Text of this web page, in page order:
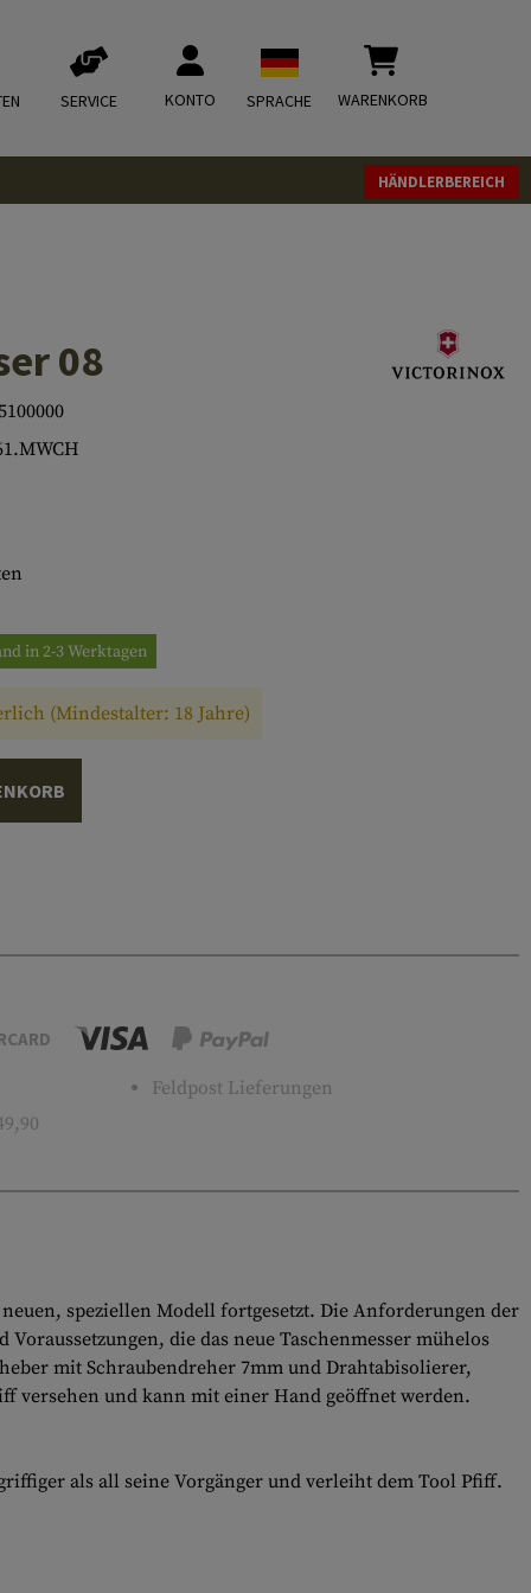
SERVICE KONTO SPRACHE WARENKORB
HÄNDLERBEREICH
08
in 2-3 Werktagen
(Mindestalter: 18 Jahre)
Feldpost Lieferungen
speziellen Modell fortgesetzt. Die Anforderungen der
die das neue Taschenmesser mühelos
mit Schraubendreher 7mm und Drahtabisolierer,
versehen und kann mit einer Hand geöffnet werden.
als all seine Vorgänger und verleiht dem Tool Pfiff.